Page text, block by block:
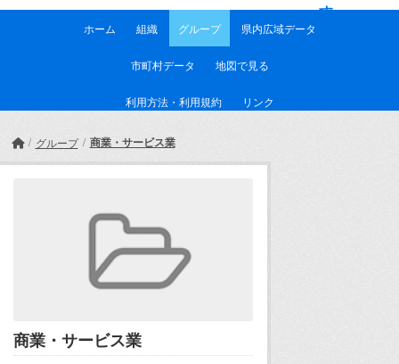
す
ホーム 組織 グループ 県内広域データ
市町村データ 地図で見る
利用方法・利用規約 リンク
グループ 商業・サービス業
商業・サービス業